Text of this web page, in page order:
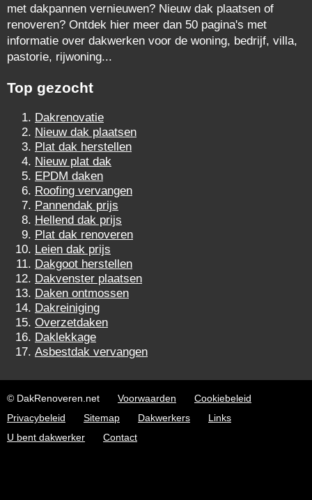
met dakpannen vernieuwen? Nieuw dak plaatsen of
renoveren? Ontdek hier meer dan 50 pagina's met
informatie over dakwerken voor de woning, bedrijf, villa,
pastorie, rijwoning...
Top gezocht
Dakrenovatie
Nieuw dak plaatsen
Plat dak herstellen
Nieuw plat dak
EPDM daken
Roofing vervangen
Pannendak prijs
Hellend dak prijs
Plat dak renoveren
Leien dak prijs
Dakgoot herstellen
Dakvenster plaatsen
Daken ontmossen
Dakreiniging
Overzetdaken
Daklekkage
Asbestdak vervangen
© DakRenoveren.net Voorwaarden
Cookiebeleid
Privacybeleid
Sitemap Dakwerkers
Links
U bent dakwerker
Contact